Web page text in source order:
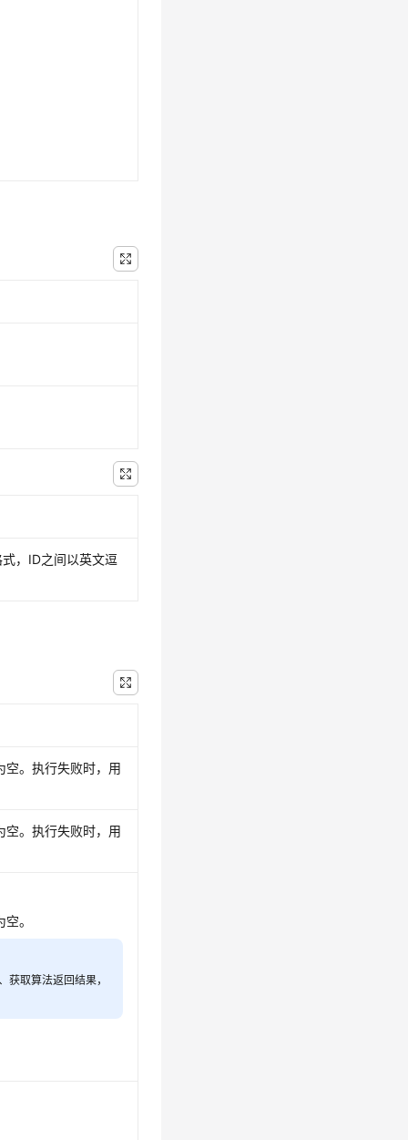
，ID之间以英文逗
空。执行失败时，用
空。执行失败时，用
。
获取算法返回结果，